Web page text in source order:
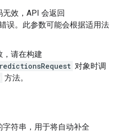
效，API 会返回
误。此参数可能会根据适用法
，请在构建
对象时调
方法。
符串，用于将自动补全